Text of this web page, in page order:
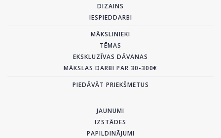
DIZAINS
IESPIEDDARBI
MĀKSLINIEKI
TĒMAS
EKSKLUZĪVAS DĀVANAS
MĀKSLAS DARBI PAR 30-300€
PIEDĀVĀT PRIEKŠMETUS
JAUNUMI
IZSTĀDES
PAPILDINĀJUMI